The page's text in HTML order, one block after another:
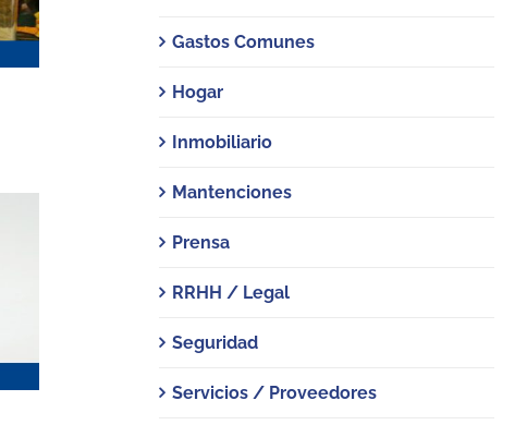
Gastos Comunes
Hogar
Inmobiliario
Mantenciones
Prensa
RRHH / Legal
Seguridad
Servicios / Proveedores